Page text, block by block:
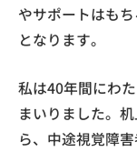
やサポートはも
となります。
私は40年間にわ
まいりました。
ら、中途視覚障